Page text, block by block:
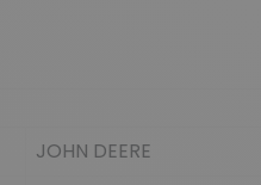
JOHN DEERE